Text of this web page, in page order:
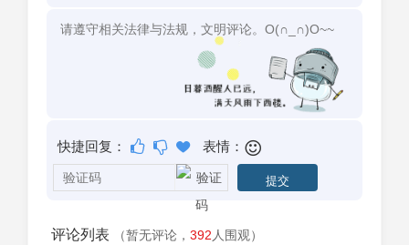
快捷回复： 表情：
评论列表 （暂无评论， 392人围观）